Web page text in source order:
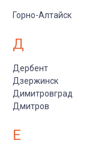
Горно-Алтайск
Д
Дербент
Дзержинск
Димитровград
Дмитров
Е